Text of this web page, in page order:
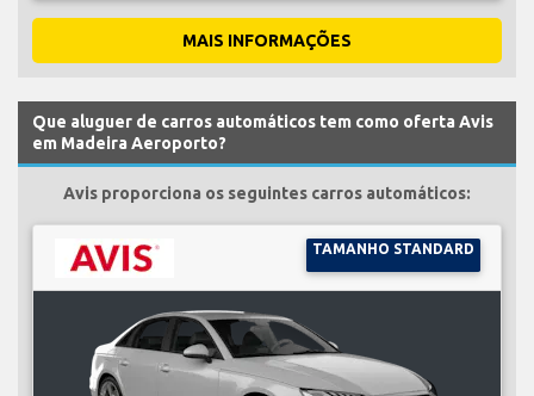
MAIS INFORMAÇÕES
Que aluguer de carros automáticos tem como oferta Avis
em Madeira Aeroporto?
Avis proporciona os seguintes carros automáticos:
TAMANHO STANDARD